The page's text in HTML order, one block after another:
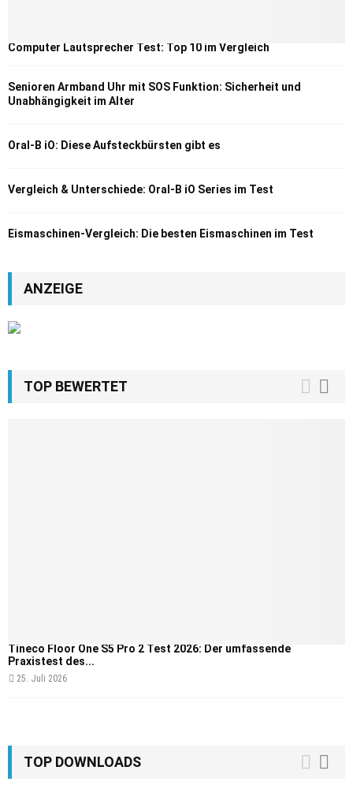
Computer Lautsprecher Test: Top 10 im Vergleich
Senioren Armband Uhr mit SOS Funktion: Sicherheit und
Unabhängigkeit im Alter
Oral-B iO: Diese Aufsteckbürsten gibt es
Vergleich & Unterschiede: Oral-B iO Series im Test
Eismaschinen-Vergleich: Die besten Eismaschinen im Test
ANZEIGE
TOP BEWERTET
Tineco Floor One S5 Pro 2 Test 2026: Der umfassende
Praxistest des...
25. Juli 2026
TOP DOWNLOADS